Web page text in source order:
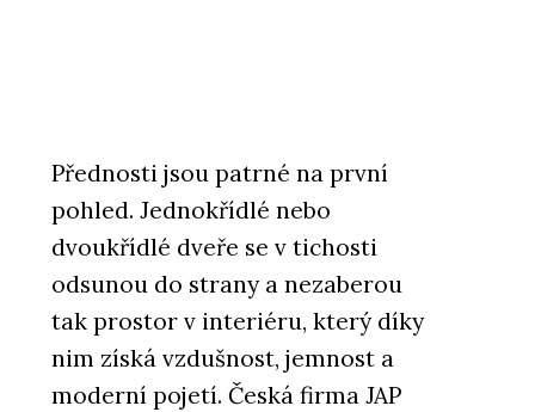
Přednosti jsou patrné na první
pohled. Jednokřídlé nebo
dvoukřídlé dveře se v tichosti
odsunou do strany a nezaberou
tak prostor v interiéru, který díky
nim získá vzdušnost, jemnost a
moderní pojetí. Česká firma JAP